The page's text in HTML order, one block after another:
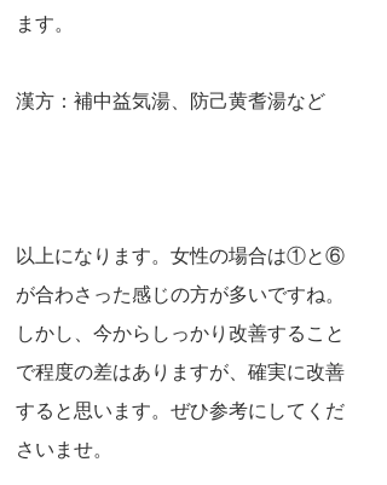
ます。
漢方：補中益気湯、防己黄耆湯など
以上になります。女性の場合は①と⑥
が合わさった感じの方が多いですね。
しかし、今からしっかり改善すること
で程度の差はありますが、確実に改善
すると思います。ぜひ参考にしてくだ
さいませ。